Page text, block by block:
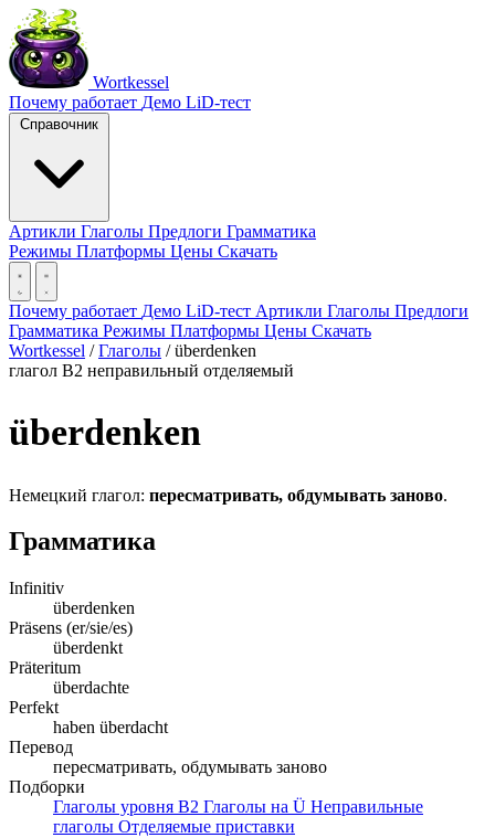
Wortkessel
Почему работает Демо LiD-тест
Справочник
Артикли Глаголы Предлоги Грамматика
Режимы Платформы Цены Скачать
Почему работает Демо LiD-тест Артикли Глаголы Предлоги
Грамматика Режимы Платформы Цены Скачать
Wortkessel / Глаголы / überdenken
глагол B2 неправильный отделяемый
überdenken
Немецкий глагол: пересматривать, обдумывать заново.
Грамматика
Infinitiv
überdenken
Präsens (er/sie/es)
überdenkt
Präteritum
überdachte
Perfekt
haben überdacht
Перевод
пересматривать, обдумывать заново
Подборки
Глаголы уровня B2 Глаголы на Ü Неправильные
глаголы Отделяемые приставки